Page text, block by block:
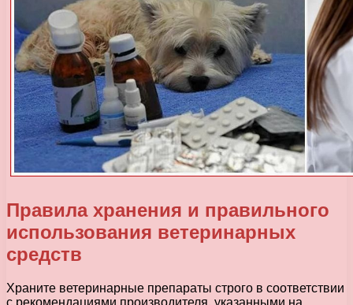
Правила хранения и правильного
использования ветеринарных
средств
Храните ветеринарные препараты строго в соответствии
с рекомендациями производителя, указанными на